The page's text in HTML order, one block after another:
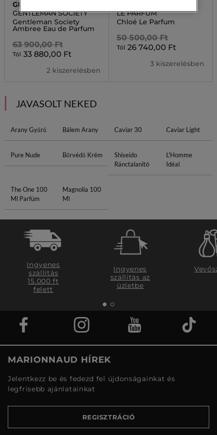
GIVENCHY
GENTLEMAN SOCIETY
Gentleman Society
Ambree Eau de Parfum
63 900,00 Ft
Tól 33 880,00 Ft
2 kiszerelésben
LE PARFUM
Chloé Le Parfum
50 500,00 Ft
Tól 26 740,00 Ft
3 kiszerelésben
JAVASOLT NEKED
Arany Gyűrű Bálem Arany Caviar 30 Caviar Light
Pure Nude Bőrvédő Krém
Shiseido
Ránctalanító
L'Homme
Idéal
The One 100
Ml Parfüm
Magnolia 100
Ml
Ingyenes
szállítás
15.000 ft
felett
Ingyenes
szállítás az
üzletbe
MARIONNAUD HÍREK
Jelentkezz be és fedezd fel újdonságainkat és
legfrisebb ajánlatainkat
REGISZTRÁCIÓ